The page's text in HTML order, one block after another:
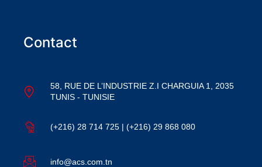
Contact
58, RUE DE L’INDUSTRIE Z.I CHARGUIA 1, 2035
TUNIS - TUNISIE
(+216) 28 714 725 | (+216) 29 868 080
info@acs.com.tn